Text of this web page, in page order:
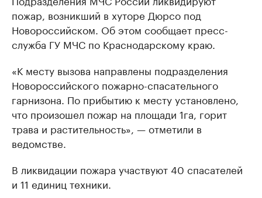
пожар, возникший в хуторе Дюрсо под
Новороссийском. Об этом сообщает пресс-
служба ГУ МЧС по Краснодарскому краю.
«К месту вызова направлены подразделения
Новороссийского пожарно-спасательного
гарнизона. По прибытию к месту установлено,
что произошел пожар на площади 1га, горит
трава и растительность», — отметили в
ведомстве.
В ликвидации пожара участвуют 40 спасателей
и 11 единиц техники.